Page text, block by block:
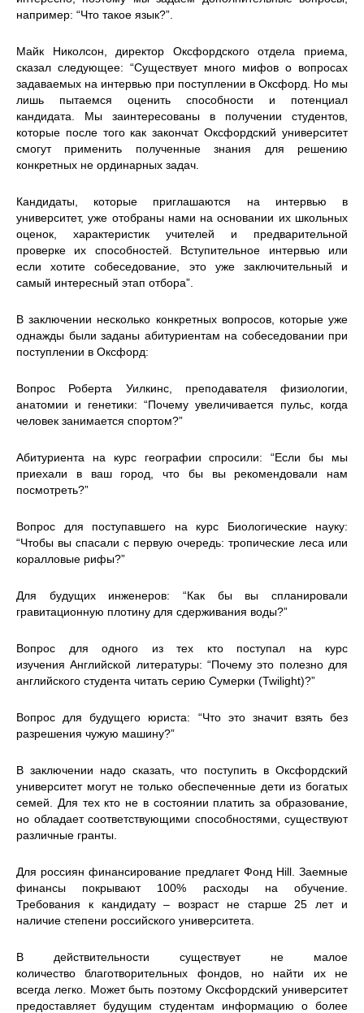
например: “Что такое язык?”.
Майк Николсон, директор Оксфордского отдела приема,
сказал следующее: “Существует много мифов о вопросах
задаваемых на интервью при поступлении в Оксфорд. Но мы
лишь пытаемся оценить способности и потенциал
кандидата. Мы заинтересованы в получении студентов,
которые после того как закончат Оксфордский университет
смогут применить полученные знания для решению
конкретных не ординарных задач.
Кандидаты, которые приглашаются на интервью в
университет, уже отобраны нами на основании их школьных
оценок, характеристик учителей и предварительной
проверке их способностей. Вступительное интервью или
если хотите собеседование, это уже заключительный и
самый интересный этап отбора”.
В заключении несколько конкретных вопросов, которые уже
однажды были заданы абитуриентам на собеседовании при
поступлении в Оксфорд:
Вопрос Роберта Уилкинс, преподавателя физиологии,
анатомии и генетики: “Почему увеличивается пульс, когда
человек занимается спортом?”
Абитуриента на курс географии спросили: “Если бы мы
приехали в ваш город, что бы вы рекомендовали нам
посмотреть?”
Вопрос для поступавшего на курс Биологические науку:
“Чтобы вы спасали с первую очередь: тропические леса или
коралловые рифы?”
Для будущих инженеров: “Как бы вы спланировали
гравитационную плотину для сдерживания воды?”
Вопрос для одного из тех кто поступал на курс
изучения Английской литературы: “Почему это полезно для
английского студента читать серию Сумерки (Twilight)?”
Вопрос для будущего юриста: “Что это значит взять без
разрешения чужую машину?”
В заключении надо сказать, что поступить в Оксфордский
университет могут не только обеспеченные дети из богатых
семей. Для тех кто не в состоянии платить за образование,
но обладает соответствующими способностями, существуют
различные гранты.
Для россиян финансирование предлагет Фонд Hill. Заемные
финансы покрывают 100% расходы на обучение.
Требования к кандидату – возраст не старше 25 лет и
наличие степени российского университета.
В действительности существует не малое
количество благотворительных фондов, но найти их не
всегда легко. Может быть поэтому Оксфордский университет
предоставляет будущим студентам информацию о более